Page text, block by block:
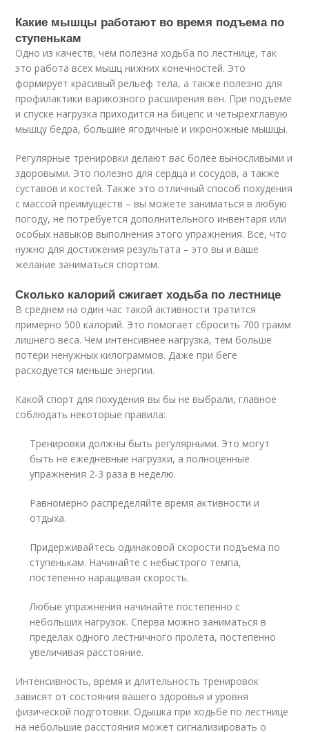
Какие мышцы работают во время подъема по
ступенькам
Одно из качеств, чем полезна ходьба по лестнице, так
это работа всех мышц нижних конечностей. Это
формирует красивый рельеф тела, а также полезно для
профилактики варикозного расширения вен. При подъеме
и спуске нагрузка приходится на бицепс и четырехглавую
мышцу бедра, большие ягодичные и икроножные мышцы.
Регулярные тренировки делают вас более выносливыми и
здоровыми. Это полезно для сердца и сосудов, а также
суставов и костей. Также это отличный способ похудения
с массой преимуществ – вы можете заниматься в любую
погоду, не потребуется дополнительного инвентаря или
особых навыков выполнения этого упражнения. Все, что
нужно для достижения результата – это вы и ваше
желание заниматься спортом.
Сколько калорий сжигает ходьба по лестнице
В среднем на один час такой активности тратится
примерно 500 калорий. Это помогает сбросить 700 грамм
лишнего веса. Чем интенсивнее нагрузка, тем больше
потери ненужных килограммов. Даже при беге
расходуется меньше энергии.
Какой спорт для похудения вы бы не выбрали, главное
соблюдать некоторые правила:
Тренировки должны быть регулярными. Это могут
быть не ежедневные нагрузки, а полноценные
упражнения 2-3 раза в неделю.
Равномерно распределяйте время активности и
отдыха.
Придерживайтесь одинаковой скорости подъема по
ступенькам. Начинайте с небыстрого темпа,
постепенно наращивая скорость.
Любые упражнения начинайте постепенно с
небольших нагрузок. Сперва можно заниматься в
пределах одного лестничного пролета, постепенно
увеличивая расстояние.
Интенсивность, время и длительность тренировок
зависят от состояния вашего здоровья и уровня
физической подготовки. Одышка при ходьбе по лестнице
на небольшие расстояния может сигнализировать о